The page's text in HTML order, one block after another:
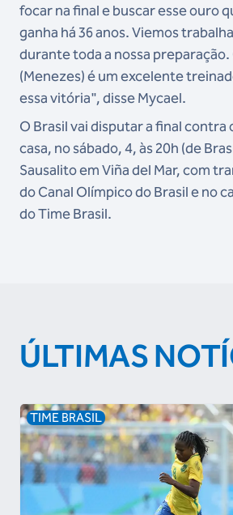
focar na final e buscar esse ouro
ganha há 36 anos. Viemos
durante toda a nossa preparação.
(Menezes) é um excelente
essa vitória", disse Mycael.
O Brasil vai disputar a final contra
casa, no sábado, 4, às 20h (de
Sausalito em Viña del Mar, com
do Canal Olímpico do Brasil e no
do Time Brasil.
ÚLTIMAS
TIME BRASIL